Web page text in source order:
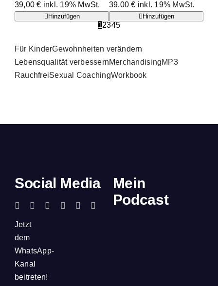
39,00€ inkl. 19% MwSt.
Hinzufügen
39,00€ inkl. 19% MwSt.
Hinzufügen
12345
Für KinderGewohnheiten verändern
Lebensqualität verbessernMerchandisingMP3
RauchfreiSexual CoachingWorkbook
Social Media
Jetzt
dem
WhatsApp-
Kanal
beitreten!
Mein
Podcast